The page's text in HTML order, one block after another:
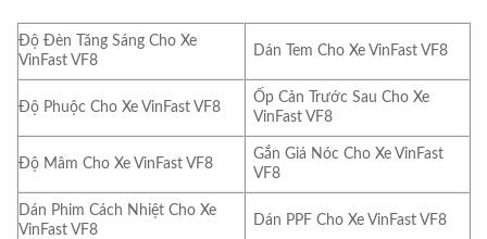
Độ Đèn Tăng Sáng Cho Xe
VinFast VF8
Dán Tem Cho Xe VinFast VF8
Độ Phuộc Cho Xe VinFast VF8
Ốp Cản Trước Sau Cho Xe
VinFast VF8
Độ Mâm Cho Xe VinFast VF8
Gắn Giá Nóc Cho Xe VinFast
VF8
Dán Phim Cách Nhiệt Cho Xe
VinFast VF8
Dán PPF Cho Xe VinFast VF8